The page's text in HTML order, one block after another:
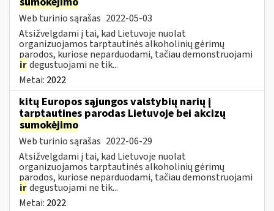
Web turinio sąrašas 2022-05-03
Atsižvelgdami į tai, kad Lietuvoje nuolat
organizuojamos tarptautinės alkoholinių gėrimų
parodos, kuriose neparduodami, tačiau demonstruojami
irdegustuojami ne tik...
Metai: 2022
kitų Europos sąjungos valstybių narių į
tarptautines parodas Lietuvoje bei akcizų
sumokėjimo
Web turinio sąrašas 2022-06-29
Atsižvelgdami į tai, kad Lietuvoje nuolat
organizuojamos tarptautinės alkoholinių gėrimų
parodos, kuriose neparduodami, tačiau demonstruojami
irdegustuojami ne tik...
Metai: 2022